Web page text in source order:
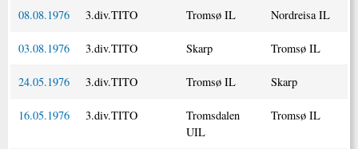
08.08.1976 3.div.TITO Tromsø IL Nordreisa IL
03.08.1976 3.div.TITO Skarp Tromsø IL
24.05.1976 3.div.TITO Tromsø IL Skarp
16.05.1976 3.div.TITO
Tromsdalen
UIL
Tromsø IL